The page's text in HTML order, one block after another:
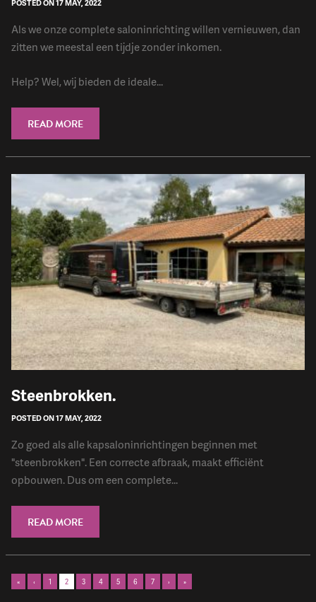
POSTED ON 17 MAY, 2022
Als we onze complete saloninrichting willen vernieuwen, dan
zitten we meestal een tijdje zonder inkomen.
Help? Wel, wij bieden de ideale...
READ MORE
​Steenbrokken.
POSTED ON 17 MAY, 2022
Zo goed als alle kapsaloninrichtingen beginnen met
"steenbrokken". Een correcte afbraak, maakt efficiënt
opbouwen. Dus om een complete...
READ MORE
« ‹ 1 2 3 4 5 6 7 › »